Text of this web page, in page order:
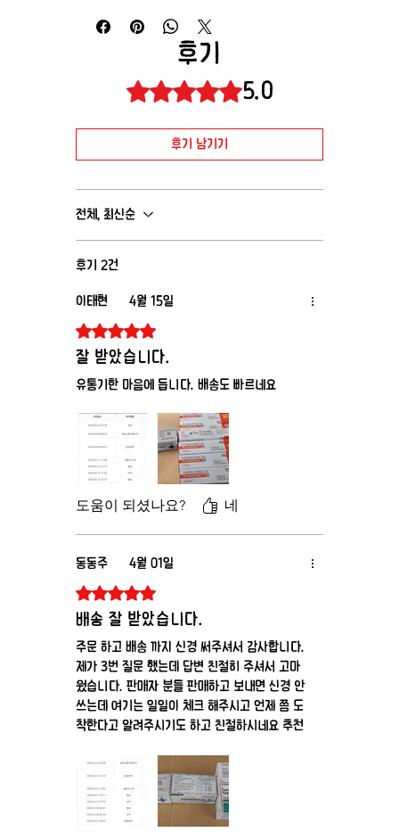
3. 천재지변으로 인한 배송지연이나 단순변심에 의한
교환 및 환불은 어려우니 양해 부탁드립니다.
남성: 고환 위축, 자연 테스토스테론 억제
여성: 음성 변화, 다모증 등 남성화 증상
후기
별점 5점 중 5점을 주었습니다.
5.0
후기 남기기
전체, 최신순
후기 2건
이태현 4월 15일
별점 5점 중 5점을 주었습니다.
잘 받았습니다.
유통기한 마음에 듭니다. 배송도 빠르네요
도움이 되셨나요? 네
동동주 4월 01일
별점 5점 중 5점을 주었습니다.
배송 잘 받았습니다.
주문 하고 배송 까지 신경 써주셔서 감사합니다.
제가 3번 질문 했는데 답변 친절히 주셔서 고마
웠습니다. 판매자 분들 판매하고 보내면 신경 안
쓰는데 여기는 일일이 체크 해주시고 언제 쯤 도
착한다고 알려주시기도 하고 친절하시네요 추천